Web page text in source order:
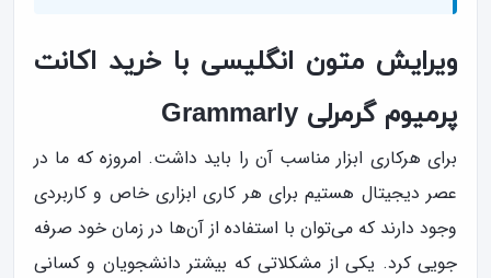
ویرایش متون انگلیسی با خرید اکانت
پرمیوم گرمرلی Grammarly
برای هرکاری ابزار مناسب آن را باید داشت. امروزه که ما در
عصر دیجیتال هستیم برای هر کاری ابزاری خاص و کاربردی
وجود دارند که می‌توان با استفاده از آن‌ها در زمان خود صرفه
جویی کرد. یکی از مشکلاتی که بیشتر دانشجویان و کسانی